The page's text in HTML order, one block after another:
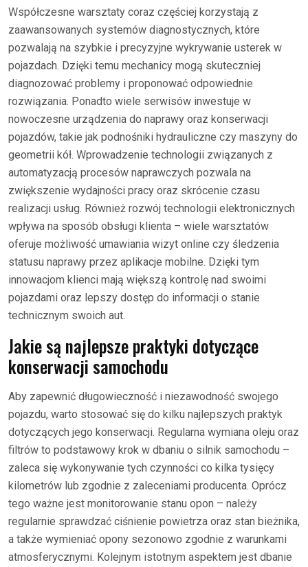
Współczesne warsztaty coraz częściej korzystają z
zaawansowanych systemów diagnostycznych, które
pozwalają na szybkie i precyzyjne wykrywanie usterek w
pojazdach. Dzięki temu mechanicy mogą skuteczniej
diagnozować problemy i proponować odpowiednie
rozwiązania. Ponadto wiele serwisów inwestuje w
nowoczesne urządzenia do naprawy oraz konserwacji
pojazdów, takie jak podnośniki hydrauliczne czy maszyny do
geometrii kół. Wprowadzenie technologii związanych z
automatyzacją procesów naprawczych pozwala na
zwiększenie wydajności pracy oraz skrócenie czasu
realizacji usług. Również rozwój technologii elektronicznych
wpływa na sposób obsługi klienta – wiele warsztatów
oferuje możliwość umawiania wizyt online czy śledzenia
statusu naprawy przez aplikacje mobilne. Dzięki tym
innowacjom klienci mają większą kontrolę nad swoimi
pojazdami oraz lepszy dostęp do informacji o stanie
technicznym swoich aut.
Jakie są najlepsze praktyki dotyczące
konserwacji samochodu
Aby zapewnić długowieczność i niezawodność swojego
pojazdu, warto stosować się do kilku najlepszych praktyk
dotyczących jego konserwacji. Regularna wymiana oleju oraz
filtrów to podstawowy krok w dbaniu o silnik samochodu –
zaleca się wykonywanie tych czynności co kilka tysięcy
kilometrów lub zgodnie z zaleceniami producenta. Oprócz
tego ważne jest monitorowanie stanu opon – należy
regularnie sprawdzać ciśnienie powietrza oraz stan bieżnika,
a także wymieniać opony sezonowo zgodnie z warunkami
atmosferycznymi. Kolejnym istotnym aspektem jest dbanie